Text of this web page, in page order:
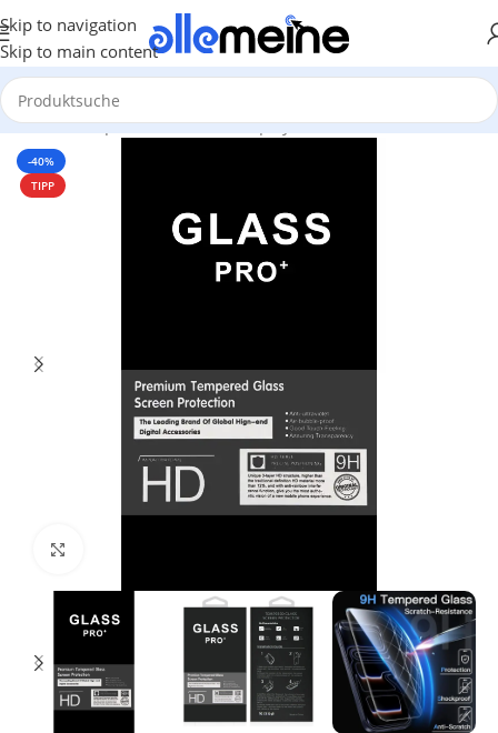
Skip to navigation
Skip to main content
Start/Smartphones & Audio/Displayschutz
-40%
TIPP